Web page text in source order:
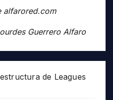
alfarored.com
Guerrero Alfaro
de Leagues